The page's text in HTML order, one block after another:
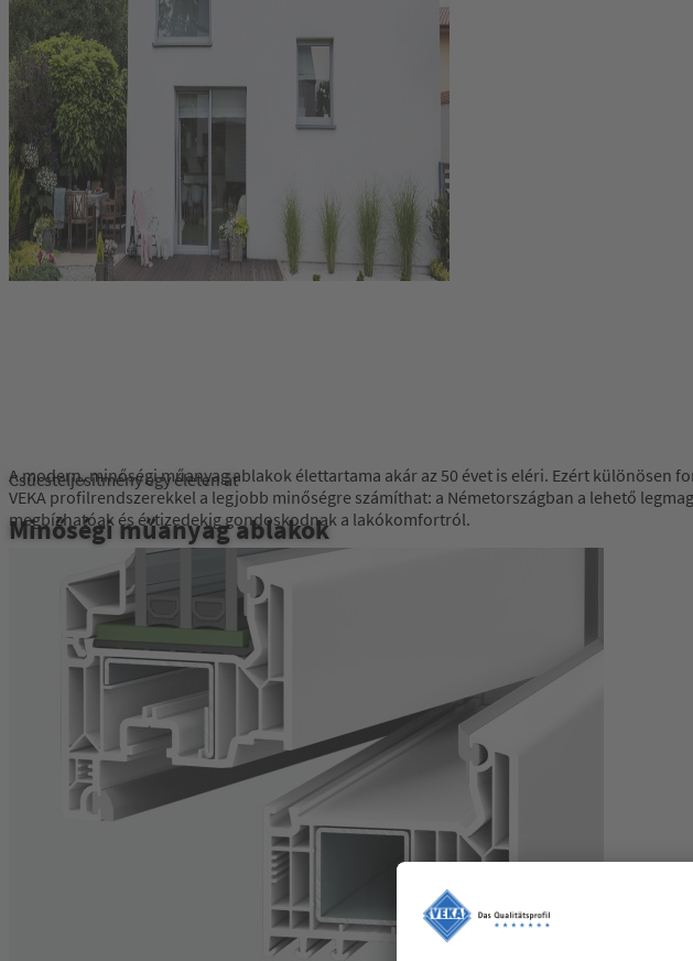
Csúcsteljesítmény egy életen át
Minőségi műanyag ablakok
A modern, minőségi műanyag ablakok élettartama akár az 50 évet is eléri. Ezért
VEKA profilrendszerekkel a legjobb minőségre számíthat: a Németországban a lehető
megbízhatóak és évtizedekig gondoskodnak a lakókomfortról.